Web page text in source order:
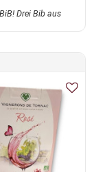
Drei Bib aus